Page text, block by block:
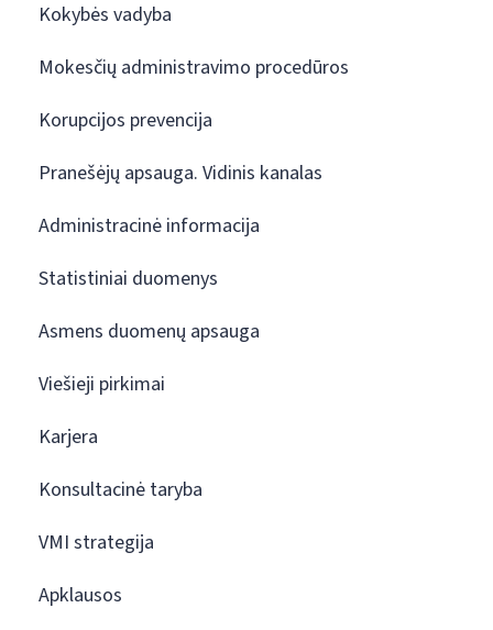
Kokybės vadyba
Mokesčių administravimo procedūros
Korupcijos prevencija
Pranešėjų apsauga. Vidinis kanalas
Administracinė informacija
Statistiniai duomenys
Asmens duomenų apsauga
Viešieji pirkimai
Karjera
Konsultacinė taryba
VMI strategija
Apklausos